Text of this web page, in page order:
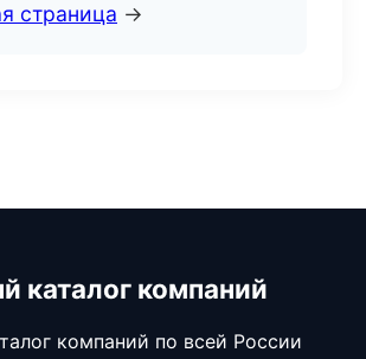
страница →
каталог компаний
компаний по всей России